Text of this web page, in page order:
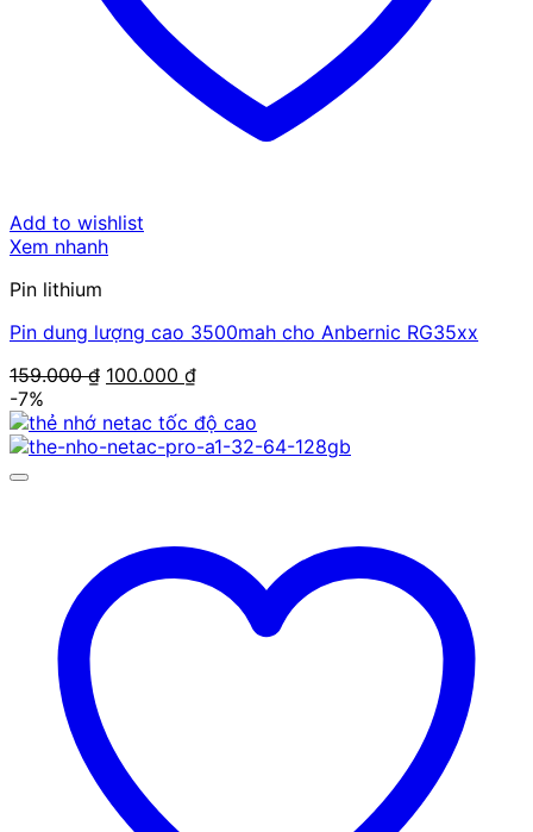
Add to wishlist
Xem nhanh
Pin lithium
Pin dung lượng cao 3500mah cho Anbernic RG35xx
159.000₫ Giá
là:
159.000 ₫.
100.000 ₫Giá
tại
là:
-7%